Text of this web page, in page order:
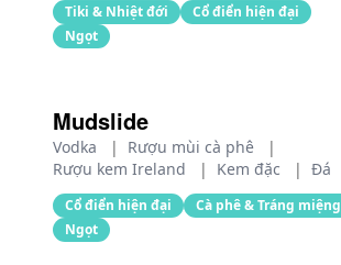
Tiki & Nhiệt đới
Cổ điển hiện đại
Ngọt
Mudslide
Vodka | Rượu mùi cà phê
|
Rượu kem Ireland
| Kem đặc | Đá
Cổ điển hiện đại
Cà phê & Tráng miệng
Ngọt